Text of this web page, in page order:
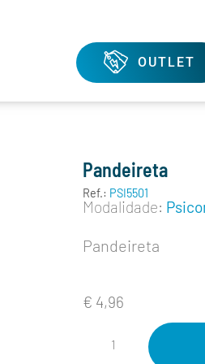
OUTLET
Pandeireta
Ref.: PSI5501
Modalidade:
Pandeireta
€ 4,96